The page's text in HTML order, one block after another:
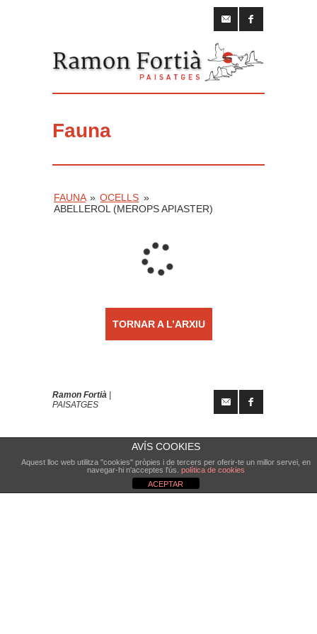
Fauna
FAUNA » OCELLS »
ABELLEROL (MEROPS APIASTER)
TORNAR A L’ARXIU
Ramon Fortià
PAISATGES
AVÍS COOKIES
Aquest lloc web utilitza "cookies" pròpies i de tercers per oferir-te un millor servei, en
navegar-hi n'acceptes l'ús. política de cookies
ACEPTAR